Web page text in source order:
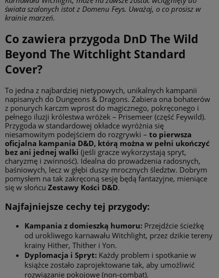
świata szalonych istot z Domenu Feys. Uważaj, o co prosisz w
krainie marzeń.
Co zawiera przygoda DnD The Wild
Beyond The Witchlight Standard
Cover?
To jedna z najbardziej nietypowych, unikalnych kampanii
napisanych do Dungeons & Dragons. Zabiera ona bohaterów
z ponurych karczm wprost do magicznego, pokręconego i
pełnego iluzji królestwa wróżek – Prisemeer (część Feywild).
Przygoda w standardowej okładce wyróżnia się
niesamowitym podejściem do rozgrywki – to pierwsza
oficjalna kampania D&D, którą można w pełni ukończyć
bez ani jednej walki (jeśli gracze wykorzystają spryt,
charyzmę i zwinność). Idealna do prowadzenia radosnych,
baśniowych, lecz w głębi duszy mrocznych śledztw. Dobrym
pomysłem na tak zakręconą sesję będą fantazyjne, mieniące
się w słońcu Zestawy Kości D&D.
Najfajniejsze cechy tej przygody:
Kampania z domieszką humoru: Przejdźcie ścieżkę
od urokliwego karnawału Witchlight, przez dzikie tereny
krainy Hither, Thither i Yon.
Dyplomacja i Spryt: Każdy problem i spotkanie w
książce zostało zaprojektowane tak, aby umożliwić
rozwiązanie pokojowe (non-combat).